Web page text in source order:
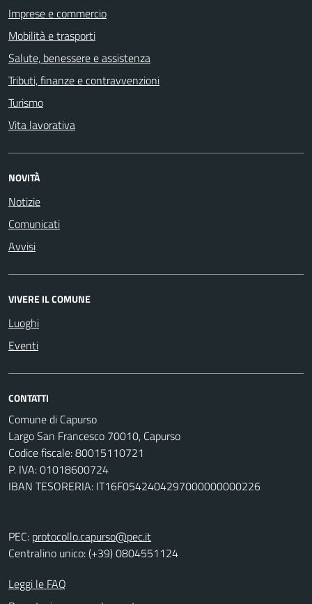
Imprese e commercio
Mobilità e trasporti
Salute, benessere e assistenza
Tributi, finanze e contravvenzioni
Turismo
Vita lavorativa
NOVITÀ
Notizie
Comunicati
Avvisi
VIVERE IL COMUNE
Luoghi
Eventi
CONTATTI
Comune di Capurso
Largo San Francesco 70010, Capurso
Codice fiscale: 80015110721
P. IVA: 01018600724
IBAN TESORERIA: IT16F0542404297000000000226
PEC: protocollo.capurso@pec.it
Centralino unico: (+39) 0804551124
Leggi le FAQ